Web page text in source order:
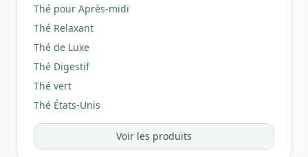
Thé pour Après-midi
Thé Relaxant
Thé de Luxe
Thé Digestif
Thé vert
Thé États-Unis
Voir les produits